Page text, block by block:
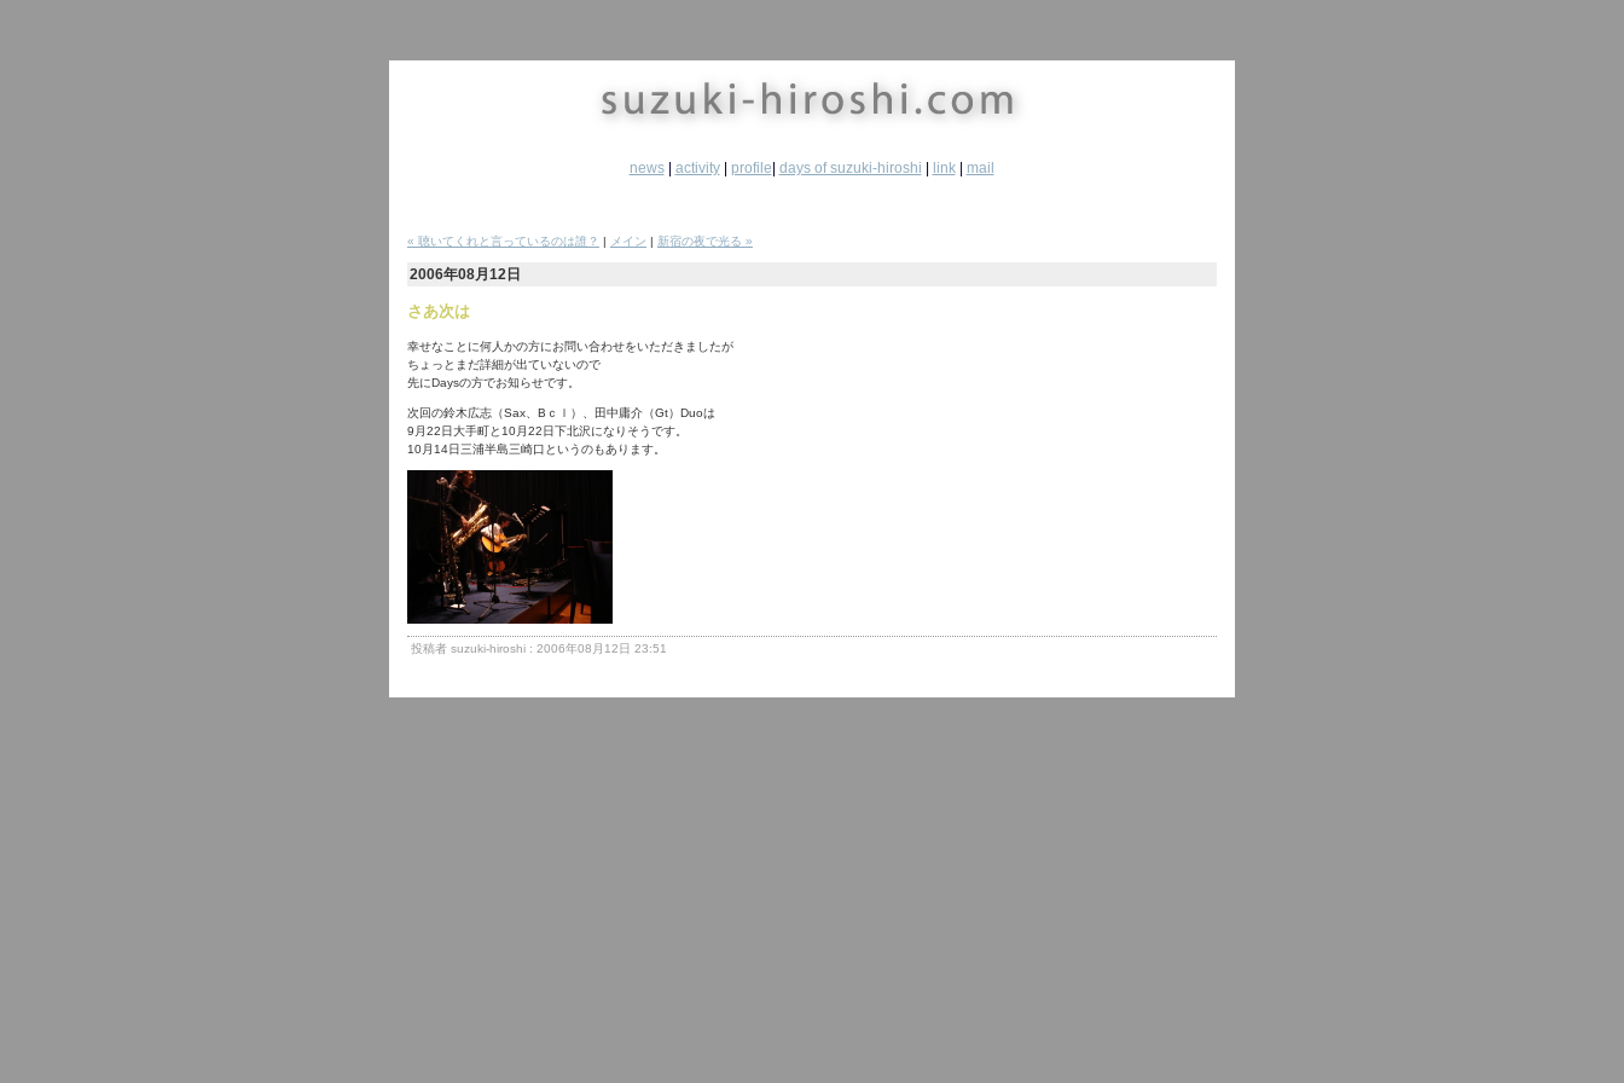
news| activity| profile days of suzuki-hiroshi link| mail
« 聴いてくれと言っているのは誰？ | メイン | 新宿の夜で光る »
2006年08月12日
さあ次は
幸せなことに何人かの方にお問い合わせをいただきましたが
ちょっとまだ詳細が出ていないので
先にDaysの方でお知らせです。
次回の鈴木広志（Sax、Bｃｌ）、田中庸介（Gt）Duoは
9月22日大手町と10月22日下北沢になりそうです。
10月14日三浦半島三崎口というのもあります。
投稿者 suzuki-hiroshi : 2006年08月12日 23:51